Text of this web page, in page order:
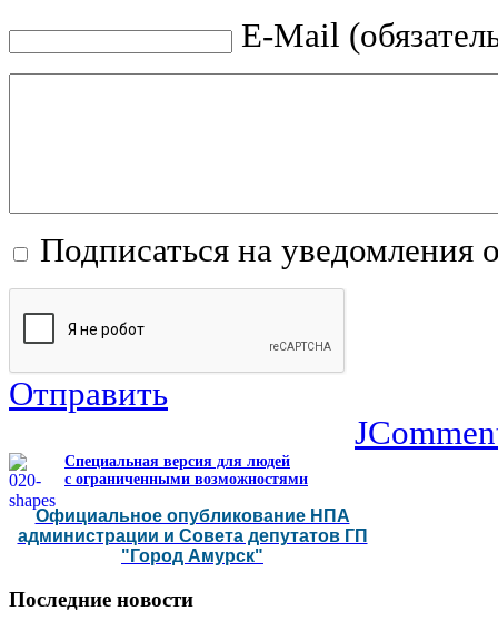
E-Mail
Подписаться на уведомления
Отправить
Специальная версия для людей
с ограниченными возможностями
Официальное опубликование НПА
администрации и Совета депутатов ГП
"Город Амурск"
Последние новости